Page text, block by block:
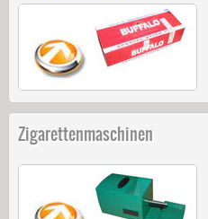
Zigarettenmaschinen